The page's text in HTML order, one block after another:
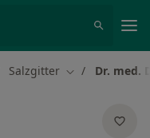
ändern
Salzgitter Stadt ändern
Dr. med.